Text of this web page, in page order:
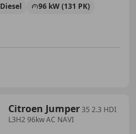
Diesel 96 kW (131 PK)
Citroen Jumper35 2.3 HDI
L3H2 96kw AC NAVI